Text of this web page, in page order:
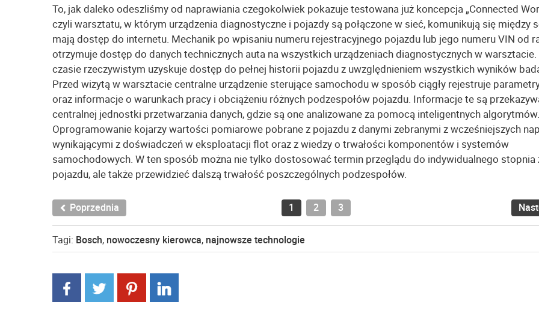
To, jak daleko odeszliśmy od naprawiania czegokolwiek pokazuje testowana już koncepcja „Connected
czyli warsztatu, w którym urządzenia diagnostyczne i pojazdy są połączone w sieć, komunikują się między
mają dostęp do internetu. Mechanik po wpisaniu numeru rejestracyjnego pojazdu lub jego numeru VIN od
otrzymuje dostęp do danych technicznych auta na wszystkich urządzeniach diagnostycznych w warsztacie.
czasie rzeczywistym uzyskuje dostęp do pełnej historii pojazdu z uwzględnieniem wszystkich wyników
Przed wizytą w warsztacie centralne urządzenie sterujące samochodu w sposób ciągły rejestruje
oraz informacje o warunkach pracy i obciążeniu różnych podzespołów pojazdu. Informacje te są
centralnej jednostki przetwarzania danych, gdzie są one analizowane za pomocą inteligentnych algorytmów.
Oprogramowanie kojarzy wartości pomiarowe pobrane z pojazdu z danymi zebranymi z wcześniejszych
wynikającymi z doświadczeń w eksploatacji flot oraz z wiedzy o trwałości komponentów i systemów
samochodowych. W ten sposób można nie tylko dostosować termin przeglądu do indywidualnego stopnia
pojazdu, ale także przewidzieć dalszą trwałość poszczególnych podzespołów.
Poprzednia 1 2 3
Tagi: Bosch, nowoczesny kierowca, najnowsze technologie